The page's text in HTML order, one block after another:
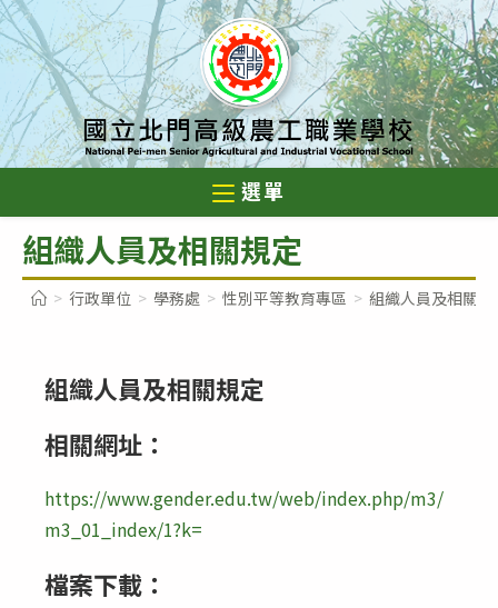
跳
轉
主
要
內
選單
組織人員及相關規定
> 行政單位 > 學務處 > 性別平等教育專區 > 組織人員及相關規
組織人員及相關規定
相關網址：
https://www.gender.edu.tw/web/index.php/m3/
m3_01_index/1?k=
檔案下載：